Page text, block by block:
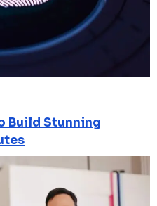
Build Stunning